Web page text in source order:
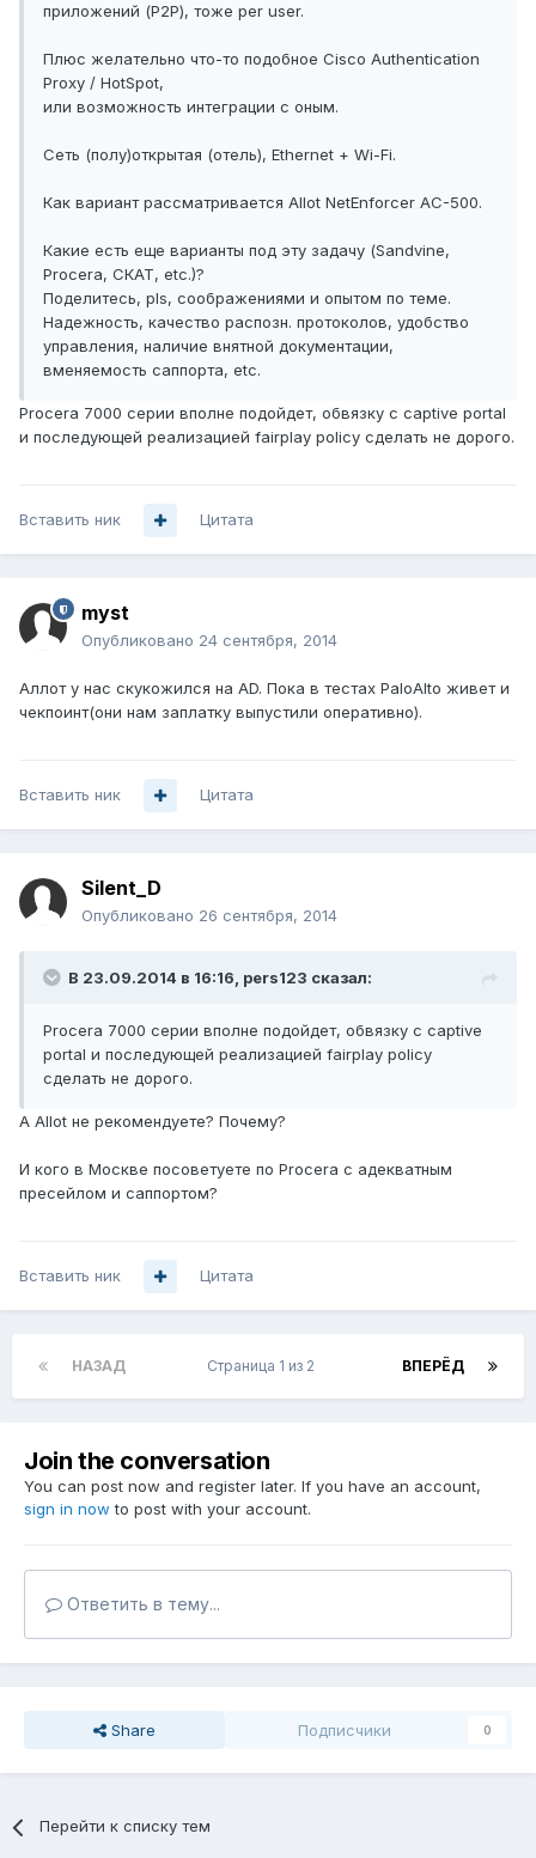
приложений (P2P), тоже per user.
Плюс желательно что-то подобное Cisco Authentication
Proxy / HotSpot,
или возможность интеграции с оным.
Сеть (полу)открытая (отель), Ethernet + Wi-Fi.
Как вариант рассматривается Allot NetEnforcer AC-500.
Какие есть еще варианты под эту задачу (Sandvine,
Procera, СКАТ, etc.)?
Поделитесь, pls, соображениями и опытом по теме.
Надежность, качество распозн. протоколов, удобство
управления, наличие внятной документации,
вменяемость саппорта, etc.
Procera 7000 серии вполне подойдет, обвязку с captive portal
и последующей реализацией fairplay policy сделать не дорого.
Вставить ник Цитата
myst
Опубликовано 24 сентября, 2014
Аллот у нас скукожился на AD. Пока в тестах PaloAlto живет и
чекпоинт(они нам заплатку выпустили оперативно).
Вставить ник Цитата
Silent_D
Опубликовано 26 сентября, 2014
В 23.09.2014 в 16:16, pers123 сказал:
Procera 7000 серии вполне подойдет, обвязку с captive
portal и последующей реализацией fairplay policy
сделать не дорого.
А Allot не рекомендуете? Почему?
И кого в Москве посоветуете по Procera с адекватным
пресейлом и саппортом?
Вставить ник Цитата
НАЗАД ВПЕРЁД
Страница 1 из 2
Join the conversation
You can post now and register later. If you have an account,
sign in now to post with your account.
Ответить в тему...
Share Подписчики 0
Перейти к списку тем